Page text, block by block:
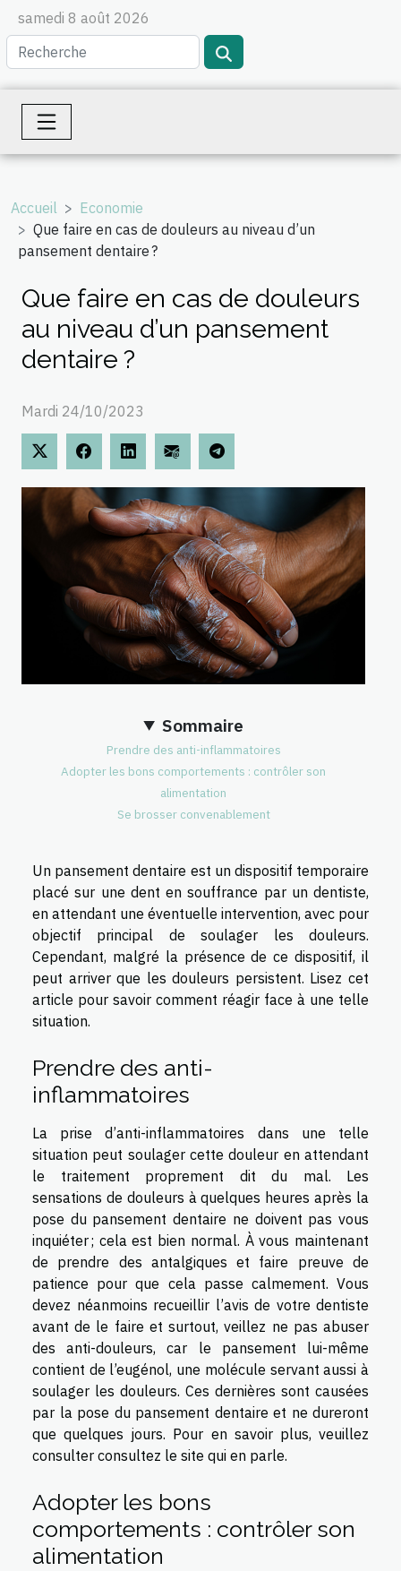
samedi 8 août 2026
Accueil
Economie
Que faire en cas de douleurs au niveau d’un
pansement dentaire ?
Que faire en cas de douleurs
au niveau d’un pansement
dentaire ?
Mardi 24/10/2023
Sommaire
Prendre des anti-inflammatoires
Adopter les bons comportements : contrôler son
alimentation
Se brosser convenablement
Un pansement dentaire est un dispositif temporaire
placé sur une dent en souffrance par un dentiste,
en attendant une éventuelle intervention, avec pour
objectif principal de soulager les douleurs.
Cependant, malgré la présence de ce dispositif, il
peut arriver que les douleurs persistent. Lisez cet
article pour savoir comment réagir face à une telle
situation.
Prendre des anti-
inflammatoires
La prise d’anti-inflammatoires dans une telle
situation peut soulager cette douleur en attendant
le traitement proprement dit du mal. Les
sensations de douleurs à quelques heures après la
pose du pansement dentaire ne doivent pas vous
inquiéter ; cela est bien normal. À vous maintenant
de prendre des antalgiques et faire preuve de
patience pour que cela passe calmement. Vous
devez néanmoins recueillir l’avis de votre dentiste
avant de le faire et surtout, veillez ne pas abuser
des anti-douleurs, car le pansement lui-même
contient de l’eugénol, une molécule servant aussi à
soulager les douleurs. Ces dernières sont causées
par la pose du pansement dentaire et ne dureront
que quelques jours. Pour en savoir plus, veuillez
consulter consultez le site qui en parle.
Adopter les bons
comportements : contrôler son
alimentation